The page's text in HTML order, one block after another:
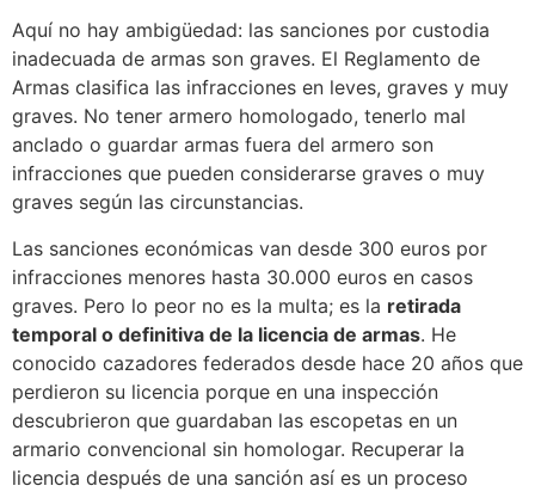
Aquí no hay ambigüedad: las sanciones por custodia
inadecuada de armas son graves. El Reglamento de
Armas clasifica las infracciones en leves, graves y muy
graves. No tener armero homologado, tenerlo mal
anclado o guardar armas fuera del armero son
infracciones que pueden considerarse graves o muy
graves según las circunstancias.
Las sanciones económicas van desde 300 euros por
infracciones menores hasta 30.000 euros en casos
graves. Pero lo peor no es la multa; es la retirada
temporal o definitiva de la licencia de armas. He
conocido cazadores federados desde hace 20 años que
perdieron su licencia porque en una inspección
descubrieron que guardaban las escopetas en un
armario convencional sin homologar. Recuperar la
licencia después de una sanción así es un proceso